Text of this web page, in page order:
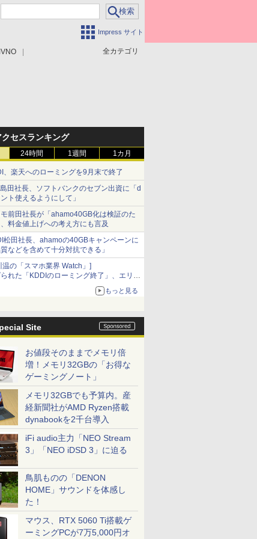
Impress サイト
全カテゴリ
クセスランキング
24時間 1週間 1カ月
、楽天へのローミングを9月末で終了
田社長、ソフトバンクのセブン出資に「d
ト使えるようにして」
モ前田社長が「ahamo40GB化は検証のた
料金値上げへの考え方にも言及
松田社長、ahamoの40GBキャンペーンに
質などを含めて十分対抗できる」
温の「スマホ業界 Watch」]
れた「KDDIのローミング終了」、エリア
プの落とし穴と楽天モバイルの課題
もっと見る
Site
お値段そのままでメモリ倍
増！メモリ32GBの「お得な
ゲーミングノート」
メモリ32GBでも予算内。産
経新聞社がAMD Ryzen搭載
dynabookを2千台導入
iFi audio主力「NEO Stream
3」「NEO iDSD 3」に迫る
鳥肌ものの「DENON
HOME」サウンドを体感し
た！
マウス、RTX 5060 Ti搭載ゲ
ーミングPCが7万5,000円オ